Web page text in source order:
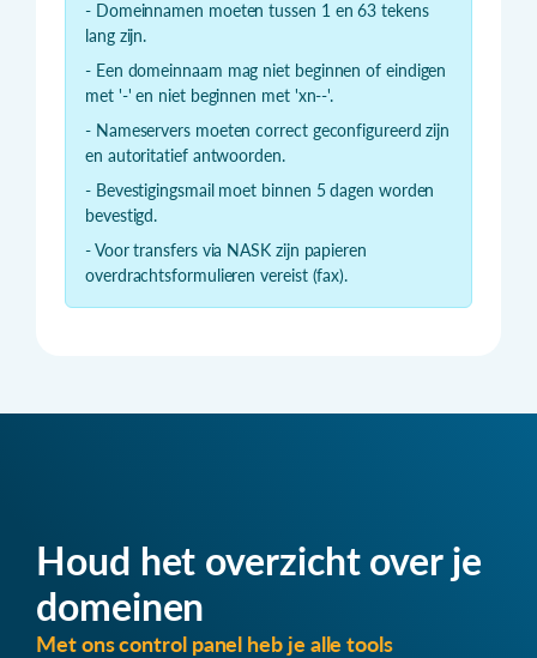
- Domeinnamen moeten tussen 1 en 63 tekens
lang zijn.
- Een domeinnaam mag niet beginnen of eindigen
met '-' en niet beginnen met 'xn--'.
- Nameservers moeten correct geconfigureerd zijn
en autoritatief antwoorden.
- Bevestigingsmail moet binnen 5 dagen worden
bevestigd.
- Voor transfers via NASK zijn papieren
overdrachtsformulieren vereist (fax).
Houd het overzicht over je
domeinen
Met ons control panel heb je alle tools